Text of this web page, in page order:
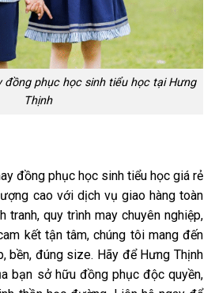
đồng phục học sinh tiểu học tại Hưng
Thịnh
đồng phục học sinh tiểu học giá rẻ
cao với dịch vụ giao hàng toàn
tranh, quy trình may chuyên nghiệp,
kết tận tâm, chúng tôi mang đến
bền, đúng size. Hãy để Hưng Thịnh
bạn sở hữu đồng phục độc quyền,